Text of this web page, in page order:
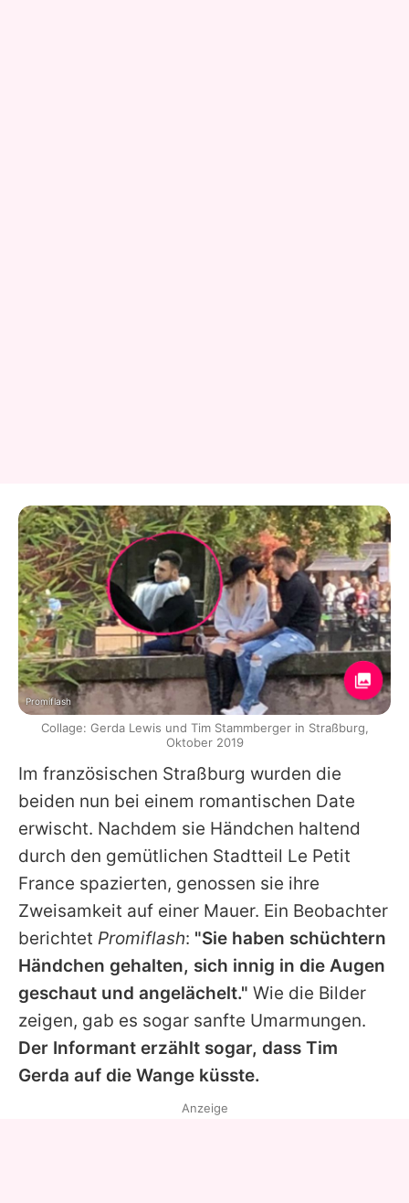
Im französischen Straßburg wurden die
beiden nun bei einem romantischen Date
erwischt. Nachdem sie Händchen haltend
durch den gemütlichen Stadtteil Le Petit
France spazierten, genossen sie ihre
Zweisamkeit auf einer Mauer. Ein Beobachter
berichtet Promiflash: "Sie haben schüchtern
Händchen gehalten, sich innig in die Augen
geschaut und angelächelt." Wie die Bilder
zeigen, gab es sogar sanfte Umarmungen.
Der Informant erzählt sogar, dass Tim
Gerda auf die Wange küsste.
Promiflash
Collage: Gerda Lewis und Tim Stammberger in Straßburg,
Oktober 2019
Anzeige